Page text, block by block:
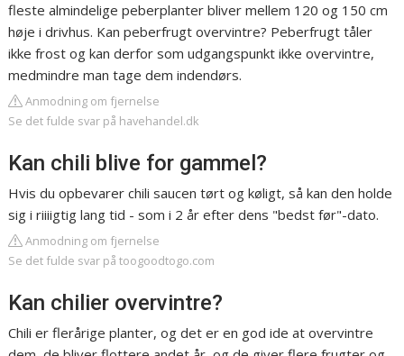
fleste almindelige peberplanter bliver mellem 120 og 150 cm
høje i drivhus. Kan peberfrugt overvintre? Peberfrugt tåler
ikke frost og kan derfor som udgangspunkt ikke overvintre,
medmindre man tage dem indendørs.
Anmodning om fjernelse
Se det fulde svar på havehandel.dk
Kan chili blive for gammel?
Hvis du opbevarer chili saucen tørt og køligt, så kan den holde
sig i riiiigtig lang tid - som i 2 år efter dens "bedst før"-dato.
Anmodning om fjernelse
Se det fulde svar på toogoodtogo.com
Kan chilier overvintre?
Chili er flerårige planter, og det er en god ide at overvintre